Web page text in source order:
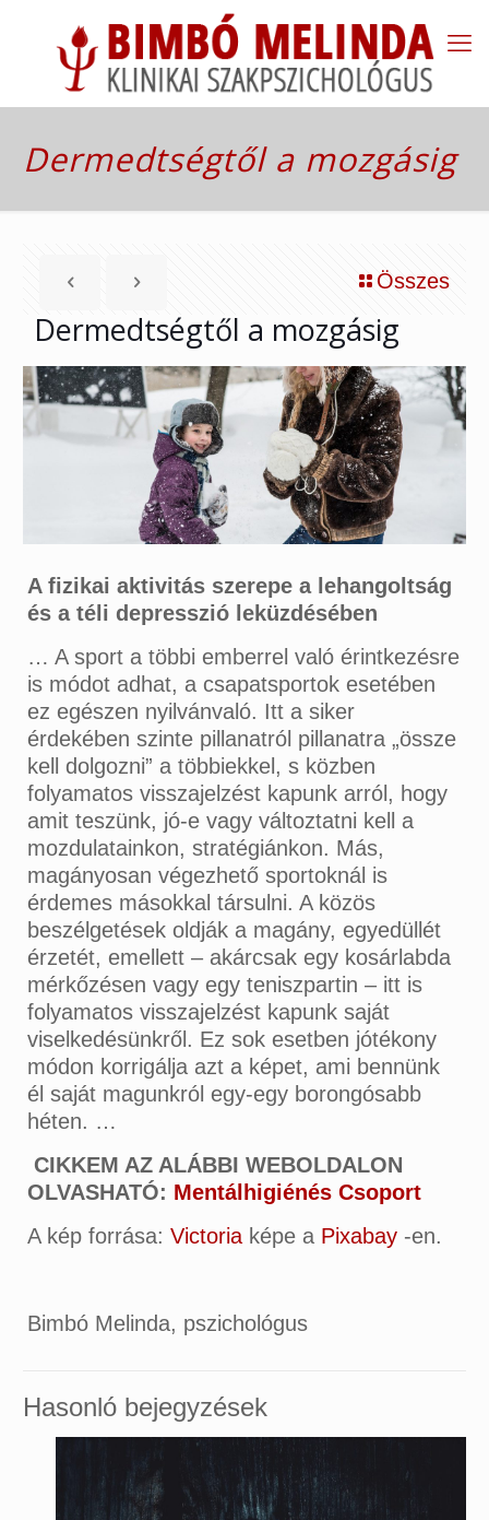
Dermedtségtől a mozgásig
Összes
Dermedtségtől a mozgásig
A fizikai aktivitás szerepe a lehangoltság
és a téli depresszió leküzdésében
… A sport a többi emberrel való érintkezésre
is módot adhat, a csapatsportok esetében
ez egészen nyilvánvaló. Itt a siker
érdekében szinte pillanatról pillanatra „össze
kell dolgozni” a többiekkel, s közben
folyamatos visszajelzést kapunk arról, hogy
amit teszünk, jó-e vagy változtatni kell a
mozdulatainkon, stratégiánkon. Más,
magányosan végezhető sportoknál is
érdemes másokkal társulni. A közös
beszélgetések oldják a magány, egyedüllét
érzetét, emellett – akárcsak egy kosárlabda
mérkőzésen vagy egy teniszpartin – itt is
folyamatos visszajelzést kapunk saját
viselkedésünkről. Ez sok esetben jótékony
módon korrigálja azt a képet, ami bennünk
él saját magunkról egy-egy borongósabb
héten. …
CIKKEM AZ ALÁBBI WEBOLDALON
OLVASHATÓ: Mentálhigiénés Csoport
A kép forrása:Victoria képe a Pixabay -en.
Bimbó Melinda, pszichológus
Hasonló bejegyzések